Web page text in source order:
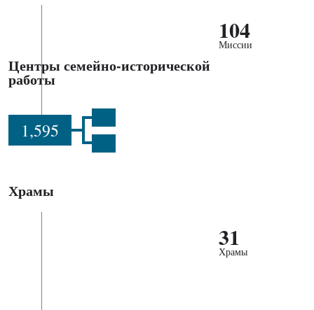
104
Миссии
Центры семейно-исторической
работы
1,595
Храмы
31
Храмы